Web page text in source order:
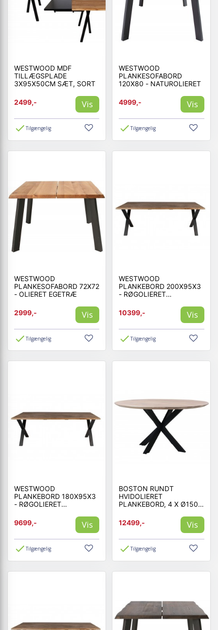
WESTWOOD MDF
TILLÆGSPLADE
3X95X50CM SÆT, SORT
2499,- Vis
Tilgængelig
WESTWOOD
PLANKESOFABORD
120X80 - NATUROLIERET
4999,- Vis
Tilgængelig
WESTWOOD
PLANKESOFABORD 72X72
- OLIERET EGETRÆ
2999,- Vis
Tilgængelig
WESTWOOD
PLANKEBORD 200X95X3
- RØGOLIERET
10399,-
Vis
Tilgængelig
WESTWOOD
PLANKEBORD 180X95X3
- RØGOLIERET
9699,-
Vis
Tilgængelig
BOSTON RUNDT
HVIDOLIERET
PLANKEBORD, 4 X Ø150
SPISEBORD I 40MM TYK
EGETRÆSPLANKE.
12499,- Vis
Tilgængelig